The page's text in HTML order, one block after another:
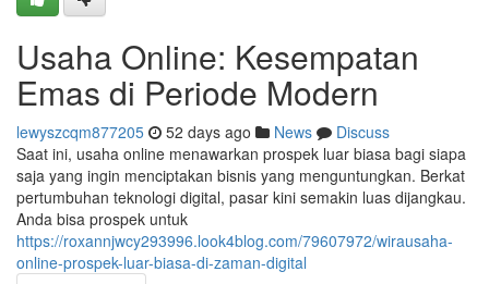
Usaha Online: Kesempatan
Emas di Periode Modern
lewyszcqm877205 52 days ago News
Discuss
Saat ini, usaha online menawarkan prospek luar biasa bagi siapa
saja yang ingin menciptakan bisnis yang menguntungkan. Berkat
pertumbuhan teknologi digital, pasar kini semakin luas dijangkau.
Anda bisa prospek untuk
https://roxannjwcy293996.look4blog.com/79607972/wirausaha-
online-prospek-luar-biasa-di-zaman-digital